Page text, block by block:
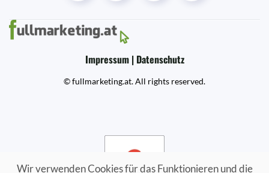
Impressum | Datenschutz
© fullmarketing.at. All rights reserved.
Wir verwenden Cookies für das Funktionieren und die